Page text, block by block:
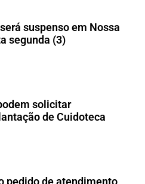
suspenso em Nossa
segunda (3)
solicitar
de Cuidoteca
pedido de atendimento